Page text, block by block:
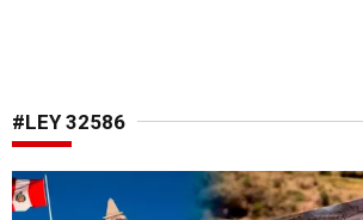
#LEY 32586
Nuevo impulso cultural